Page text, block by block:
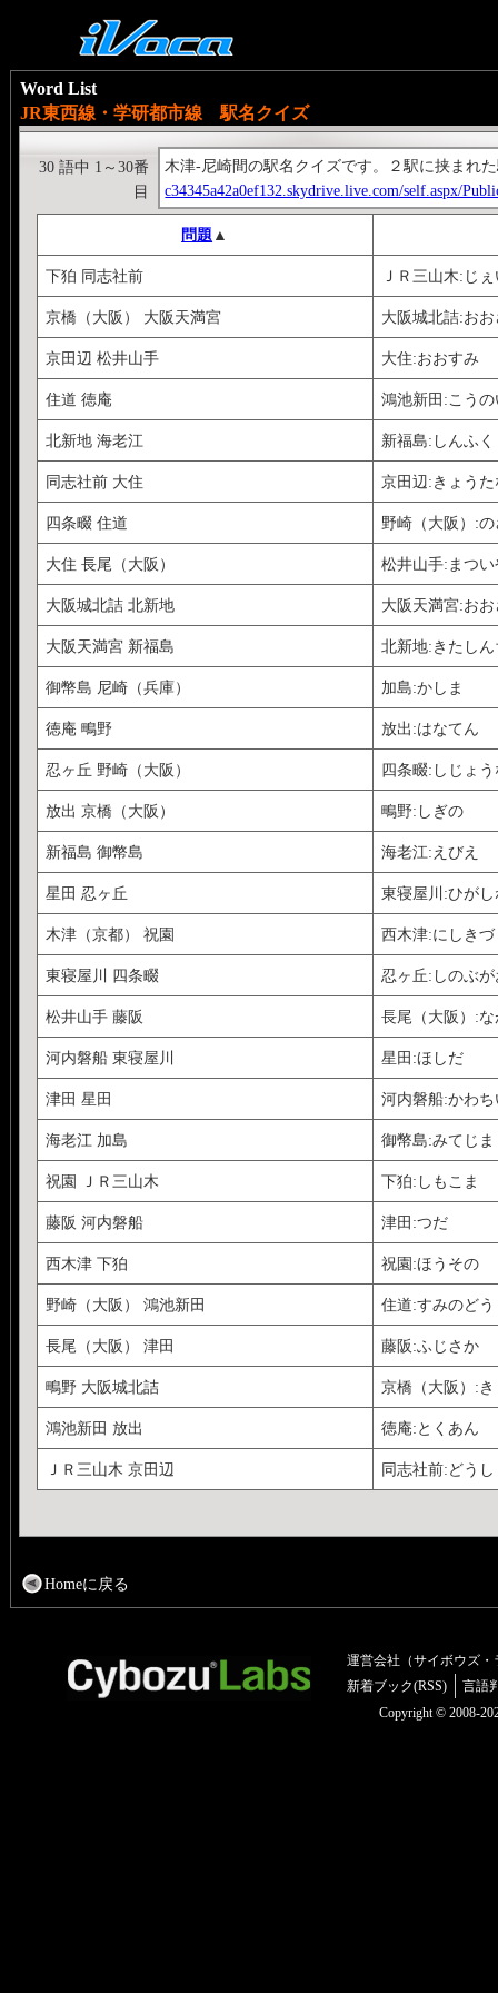
Word List
JR東西線・学研都市線 駅名クイズ
木津-尼崎間の駅名クイズです。２駅に挟まれ
c34345a42a0ef132.skydrive.live.com/self.aspx/
30 語中 1～30番
目
問題 ▲
下狛 同志社前 ＪＲ三山木:じ
京橋（大阪） 大阪天満宮 大阪城北詰:お
京田辺 松井山手 大住:おおすみ
住道 徳庵 鴻池新田:こう
北新地 海老江 新福島:しんふく
同志社前 大住 京田辺:きょうた
四条畷 住道 野崎（大阪）:の
大住 長尾（大阪） 松井山手:まつ
大阪城北詰 北新地 大阪天満宮:お
大阪天満宮 新福島 北新地:きたしん
御幣島 尼崎（兵庫） 加島:かしま
徳庵 鴫野 放出:はなてん
忍ヶ丘 野崎（大阪） 四条畷:しじょ
放出 京橋（大阪） 鴫野:しぎの
新福島 御幣島 海老江:えびえ
星田 忍ヶ丘 東寝屋川:ひが
木津（京都） 祝園 西木津:にしきづ
東寝屋川 四条畷 忍ヶ丘:しのぶが
松井山手 藤阪 長尾（大阪）:な
河内磐船 東寝屋川 星田:ほしだ
津田 星田 河内磐船:かわ
海老江 加島 御幣島:みてじま
祝園 ＪＲ三山木 下狛:しもこま
藤阪 河内磐船 津田:つだ
西木津 下狛 祝園:ほうその
野崎（大阪） 鴻池新田 住道:すみのどう
長尾（大阪） 津田 藤阪:ふじさか
鴫野 大阪城北詰 京橋（大阪）:
鴻池新田 放出 徳庵:とくあん
ＪＲ三山木 京田辺 同志社前:どう
Homeに戻る
運営会社（サイボウズ・
新着ブック(RSS)
言語
Copyright © 2008-